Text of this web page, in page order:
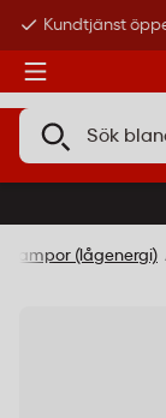
Kundtjänst
lampor (lågenergi)